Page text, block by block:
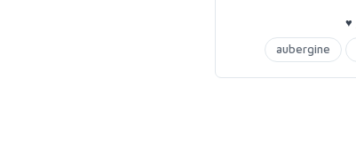
♥
aubergine